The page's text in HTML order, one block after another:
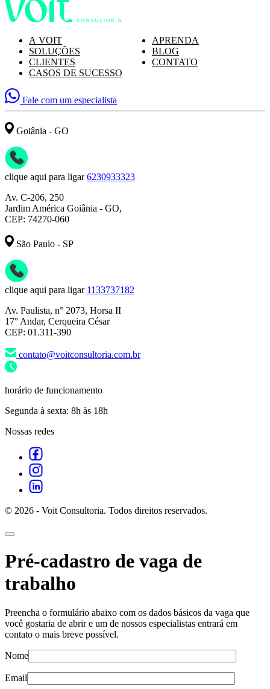
A VOIT
SOLUÇÕES
CLIENTES
CASOS DE SUCESSO
APRENDA
BLOG
CONTATO
Fale com um especialista
Goiânia - GO
clique aqui para ligar 6230933323
Av. C-206, 250
Jardim América Goiânia - GO,
CEP: 74270-060
São Paulo - SP
clique aqui para ligar 1133737182
Av. Paulista, n° 2073, Horsa II
17° Andar, Cerqueira César
CEP: 01.311-390
contato@voitconsultoria.com.br
horário de funcionamento
Segunda à sexta: 8h às 18h
Nossas redes
© 2026 - Voit Consultoria. Todos direitos reservados.
Pré-cadastro de vaga de
trabalho
Preencha o formulário abaixo com os dados básicos da vaga que
você gostaria de abrir e um de nossos especialistas entrará em
contato o mais breve possível.
Nome
Email